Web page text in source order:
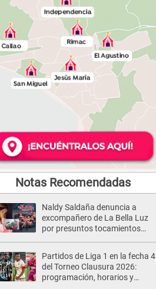
Notas Recomendadas
Naldy Saldaña denuncia a
excompañero de La Bella Luz
por presuntos tocamientos
Partidos de Liga 1 en la fecha 4
del Torneo Clausura 2026:
programación, horarios y